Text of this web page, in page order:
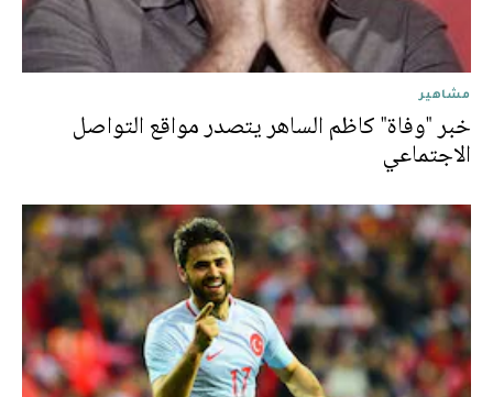
مشاهير
خبر "وفاة" كاظم الساهر يتصدر مواقع التواصل
الاجتماعي